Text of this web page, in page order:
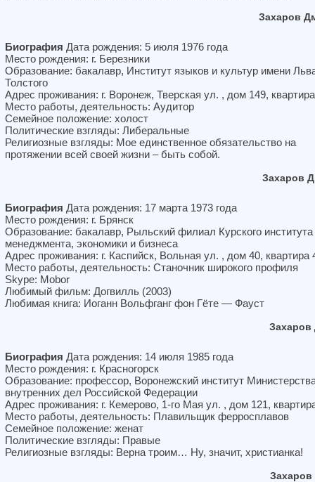
Захаров
Биография Дата рождения: 5 июля 1976 года
Место рождения: г. Березники
Образование: бакалавр, Институт языков и культур имени
Толстого
Адрес проживания: г. Воронеж, Тверская ул. , дом 149,
Место работы, деятельность: Аудитор
Семейное положение: холост
Политические взгляды: Либеральные
Религиозные взгляды: Мое единственное обязательство на
протяжении всей своей жизни – быть собой.
Захаров
Биография Дата рождения: 17 марта 1973 года
Место рождения: г. Брянск
Образование: бакалавр, Рыльский филиал Курского института
менеджмента, экономики и бизнеса
Адрес проживания: г. Каспийск, Вольная ул. , дом 40, квартира
Место работы, деятельность: Станочник широкого профиля
Skype: Mobor
Любимый фильм: Догвилль (2003)
Любимая книга: Иоганн Вольфганг фон Гёте — Фауст
Захаров
Биография Дата рождения: 14 июля 1985 года
Место рождения: г. Красногорск
Образование: профессор, Воронежский институт
внутренних дел Российской Федерации
Адрес проживания: г. Кемерово, 1-го Мая ул. , дом 121,
Место работы, деятельность: Плавильщик ферросплавов
Семейное положение: женат
Политические взгляды: Правые
Религиозные взгляды: Верна троим… Ну, значит, христианка!
Захаров